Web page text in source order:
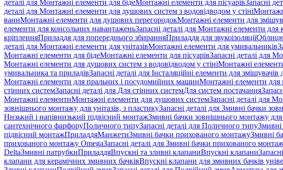
деталі для Монтажні елементи для бідеМонтажні елементи для пісуарівЗапасні
деталі для Монтажні елементи для душових систем з водовідводом у стіні
ваннМонтажні елементи для душових перегородокМонтажні елементи для
елементи для консольних навантаженьЗапасні деталі для Монтажні елементи
кріпленняПриладдя для попереднього збиранняПриладдя для звукоізоляції
деталі для Монтажні елементи для унітазівМонтажні елементи для умивальників
Монтажні елементи для бідеМонтажні елементи для пісуарівЗапасні деталі для
Монтажні елементи для душових систем з водовідводом у стініМонтажні
умивальника та приладівЗапасні деталі для Інсталяційні елементи для
Монтажні елементи для пральних і посудомийних машинМонтажні елементи для
стінних системЗапасні деталі для Для стінних системДля систем постачання
Монтажні елементиМонтажні елементи для душових системЗапасні деталі для
зовнішнього монтажу для унітазів, з пластикуЗапасні деталі для Змивні бачки
Низький і напівнизький підвісний монтажЗмивні бачки зовнішнього монтажу для
сантехнічного фарфоруПоличного типуЗапасні деталі для Поличного типу
підвісний монтажПриладдяМанжетиЗмивні бачки прихованого монтажуЗмивні
прихованого монтажу OmegaЗапасні деталі для Змивні бачки прихованого
DeltaЗмивні патрубкиПриладдяВпускні та зливні клапаниВпускні клапани
клапани для керамічних змивних бачківВпускні клапани для змивних бачків